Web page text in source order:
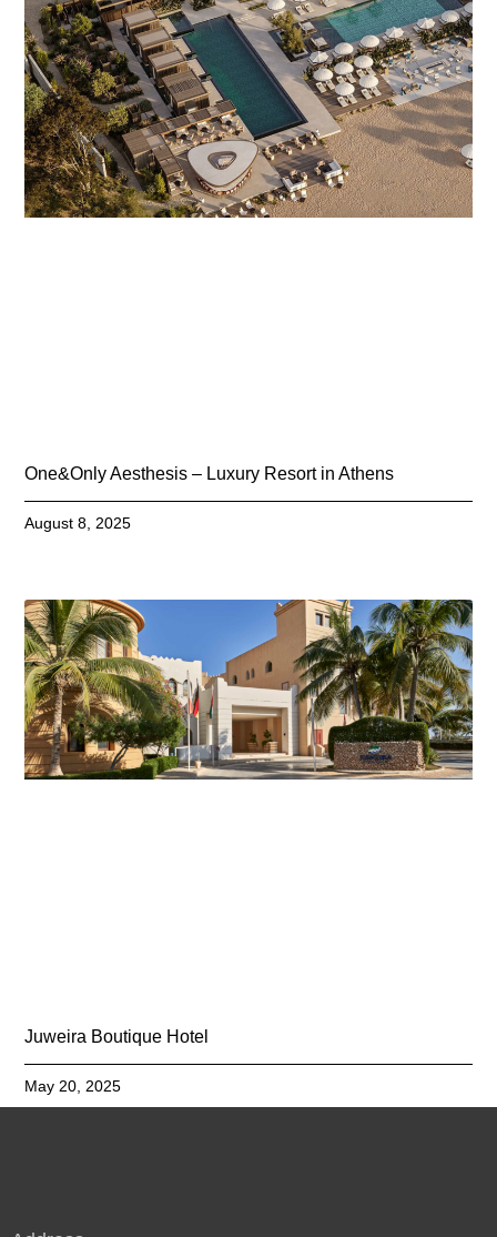
One&Only Aesthesis – Luxury Resort in Athens
August 8, 2025
Juweira Boutique Hotel
May 20, 2025